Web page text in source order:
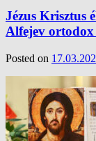
Jézus Krisztus
Alfejev
Posted on